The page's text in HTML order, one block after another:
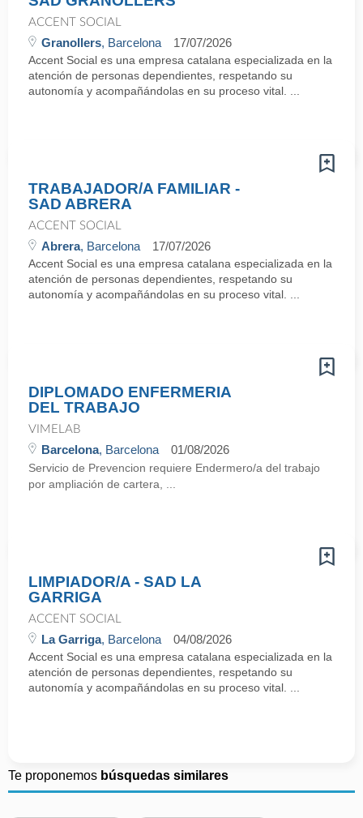
ACCENT SOCIAL
Granollers, Barcelona 17/07/2026
Accent Social es una empresa catalana especializada en la
atención de personas dependientes, respetando su
autonomía y acompañándolas en su proceso vital. ...
TRABAJADOR/A FAMILIAR -
SAD ABRERA
ACCENT SOCIAL
Abrera, Barcelona 17/07/2026
Accent Social es una empresa catalana especializada en la
atención de personas dependientes, respetando su
autonomía y acompañándolas en su proceso vital. ...
DIPLOMADO ENFERMERIA
DEL TRABAJO
VIMELAB
Barcelona, Barcelona 01/08/2026
Servicio de Prevencion requiere Endermero/a del trabajo
por ampliación de cartera, ...
LIMPIADOR/A - SAD LA
GARRIGA
ACCENT SOCIAL
La Garriga, Barcelona 04/08/2026
Accent Social es una empresa catalana especializada en la
atención de personas dependientes, respetando su
autonomía y acompañándolas en su proceso vital. ...
Te proponemos búsquedas similares